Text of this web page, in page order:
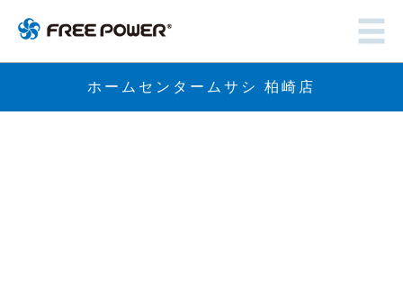
ホームセンタームサシ 柏崎店